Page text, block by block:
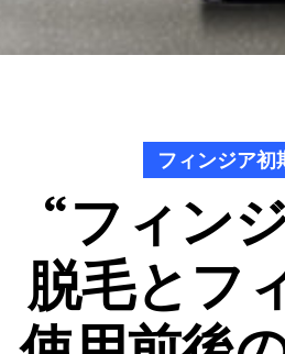
フィンジア初
“フィン
脱毛とフ